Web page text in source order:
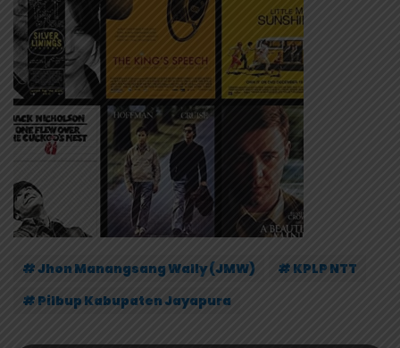
# Jhon Manangsang Wally (JMW)
# KPLP NTT
# Pilbup Kabupaten Jayapura